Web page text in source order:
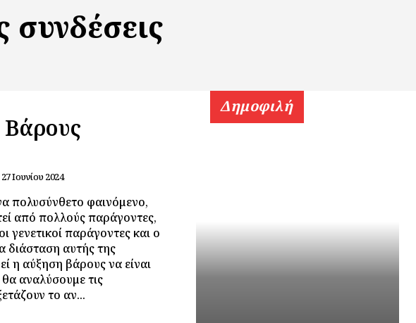
συνδέσεις
Βάρους
27 Ιουνίου 2024
πολυσύνθετο φαινόμενο,
από πολλούς παράγοντες,
παράγοντες και ο
διάσταση αυτής της
η αύξηση βάρους να είναι
αναλύσουμε τις
το αν...
Δημοφιλή